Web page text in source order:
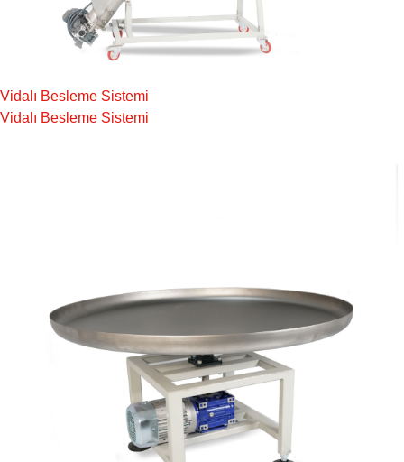
Vidalı Besleme Sistemi
Vidalı Besleme Sistemi